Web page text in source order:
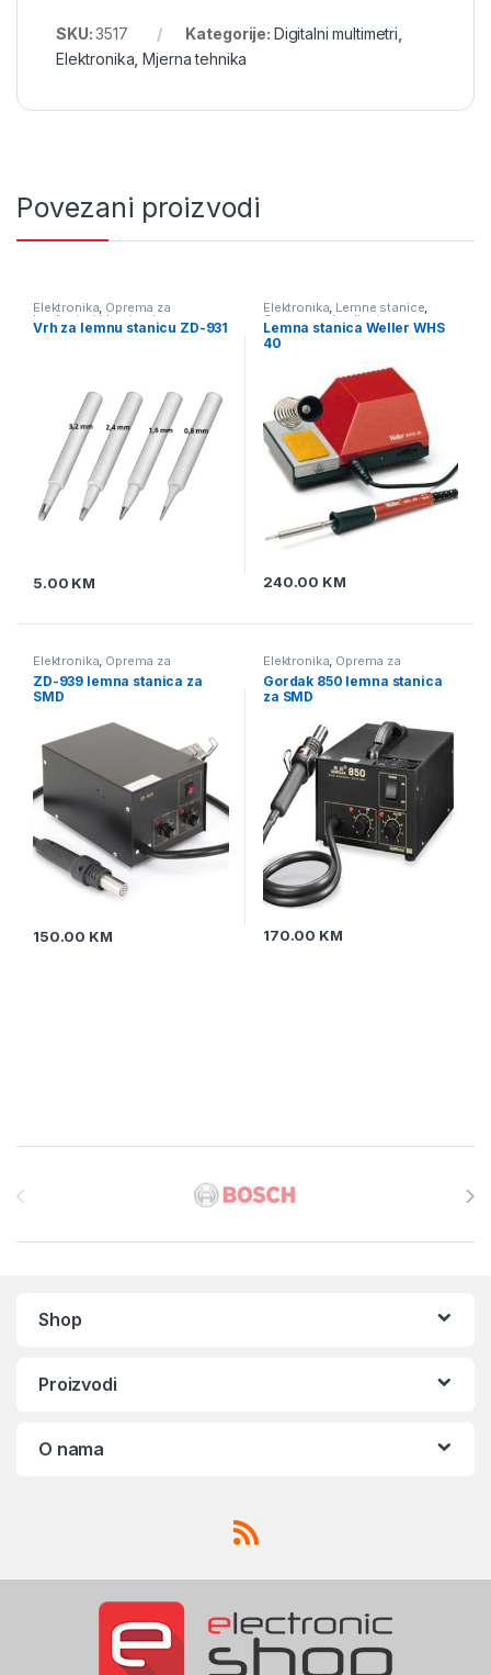
SKU:3517 Kategorije: Digitalni multimetri
Elektronika ,Mjerna tehnika
Povezani proizvodi
Elektronika, Oprema za
lemljenje ,Vrhovi za lemne
stanice
Vrh za lemnu stanicu ZD-931
5.00 KM
Elektronika, Lemne stanice,
Oprema za lemljenje
Lemna stanica Weller WHS
40
240.00 KM
Elektronika Oprema za
Puhaljke - lemne
stanice za SMD
ZD-939 lemna stanica za
SMD
150.00 KM
Elektronika Oprema za
Puhaljke - lemne
stanice za SMD
Gordak 850 lemna stanica
za SMD
170.00 KM
Shop
Proizvodi
O nama